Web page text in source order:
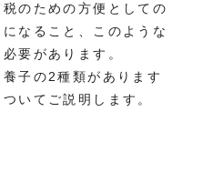
のための方便としての
なること、このような
要があります。
子の2種類があります
いてご説明します。